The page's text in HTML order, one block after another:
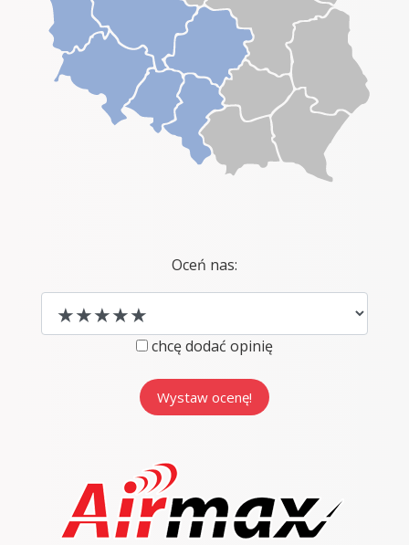
Oceń nas:
chcę dodać opinię